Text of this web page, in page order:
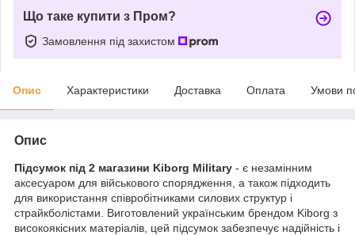
Що таке купити з Пром?
Замовлення під захистом
Опис Характеристики Доставка Оплата Умови
Опис
Підсумок під 2 магазини Kiborg Military - є незамінним
аксесуаром для військового спорядження, а також підходить
для використання співробітниками силових структур і
страйкболістами. Виготовлений українським брендом Kiborg з
високоякісних матеріалів, цей підсумок забезпечує надійність і